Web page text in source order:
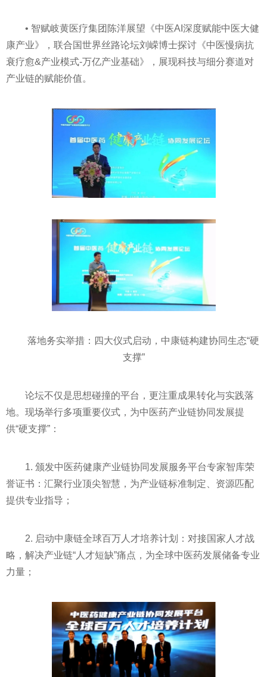
• 智赋岐黄医疗集团陈洋展望《中医AI深度赋能中医大健
康产业》，联合国世界丝路论坛刘嵘博士探讨《中医慢病抗
衰疗愈&产业模式-万亿产业基础》，展现科技与细分赛道对
产业链的赋能价值。
落地务实举措：四大仪式启动，中康链构建协同生态“硬
支撑”
论坛不仅是思想碰撞的平台，更注重成果转化与实践落
地。现场举行多项重要仪式，为中医药产业链协同发展提
供“硬支撑”：
1. 颁发中医药健康产业链协同发展服务平台专家智库荣
誉证书：汇聚行业顶尖智慧，为产业链标准制定、资源匹配
提供专业指导；
2. 启动中康链全球百万人才培养计划：对接国家人才战
略，解决产业链“人才短缺”痛点，为全球中医药发展储备专业
力量；